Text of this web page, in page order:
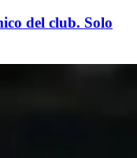
del club. Solo